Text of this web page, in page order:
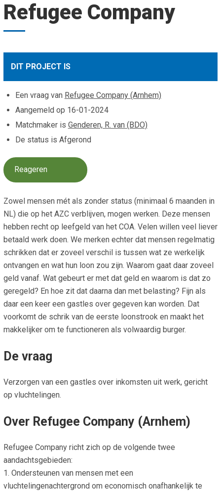
Contact
Agenda 2026
Refugee Company
DIT PROJECT IS
Een vraag van Refugee Company (Arnhem)
Aangemeld op 16-01-2024
Matchmaker is Genderen, R. van (BDO)
De status is Afgerond
Reageren
Zowel mensen mét als zonder status (minimaal 6 maanden in
NL) die op het AZC verblijven, mogen werken. Deze mensen
hebben recht op leefgeld van het COA. Velen willen veel liever
betaald werk doen. We merken echter dat mensen regelmatig
schrikken dat er zoveel verschil is tussen wat ze werkelijk
ontvangen en wat hun loon zou zijn. Waarom gaat daar zoveel
geld vanaf. Wat gebeurt er met dat geld en waarom is dat zo
geregeld? En hoe zit dat daarna dan met belasting? Fijn als
daar een keer een gastles over gegeven kan worden. Dat
voorkomt de schrik van de eerste loonstrook en maakt het
makkelijker om te functioneren als volwaardig burger.
De vraag
Verzorgen van een gastles over inkomsten uit werk, gericht
op vluchtelingen.
Over Refugee Company (Arnhem)
Refugee Company richt zich op de volgende twee
aandachtsgebieden:
1. Ondersteunen van mensen met een
vluchtelingenachtergrond om economisch onafhankelijk te